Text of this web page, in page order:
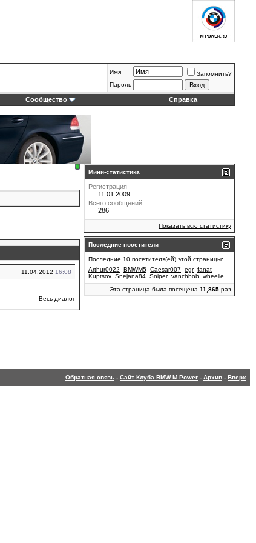
Имя
Запомнить?
Пароль
Сообщество Справка
11.04.2012 16:08
Весь диалог
Мини-статистика
Регистрация
11.01.2009
Всего сообщений
286
Показать всю статистику
Последние посетители
Последние 10 посетителя(ей) этой страницы:
Arthur0022
BMWM5 Caesar007 egr fanat
Kuptsov Snejana84 Sniper vanchbob wheelie
Эта страница была посещена 11,865 раз
Обратная связь - Сайт Клуба BMW M Power - Архив - Вверх